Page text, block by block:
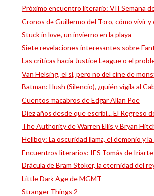
Próximo encuentro literario: VII Semana
Cronos de Guillermo del Toro, cómo vivir y
Stuck in love, un invierno en la playa
Siete revelaciones interesantes sobre
Las críticas hacia Justice League o el
Van Helsing, el sí, pero no del cine de
Batman: Hush (Silencio), ¿quién vigila al
Cuentos macabros de Edgar Allan Poe
Diez años desde que escribí... El Regreso
The Authority de Warren Ellis y Bryan
Hellboy: La oscuridad llama, el demonio y la
Encuentros literarios: IES Tomás de Iriarte
Drácula de Bram Stoker, la eternidad del
Little Dark Age de MGMT
Stranger Things 2